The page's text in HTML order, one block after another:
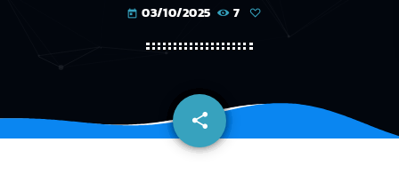
today 03/10/2025 7
share
email